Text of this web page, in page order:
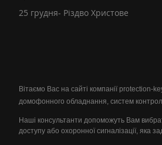
25 грудня- Різдво Христове
Вітаємо Вас на сайті компанії protection-
домофонного обладнання, систем
Наші консультанти допоможуть Вам
доступу або охоронної сигналізації, яка